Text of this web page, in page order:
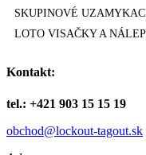
SKUPINOVÉ
LOTO VISAČKY A
Kontakt:
tel.: +421 903 15 15 19
obchod@lockout-tagout.sk